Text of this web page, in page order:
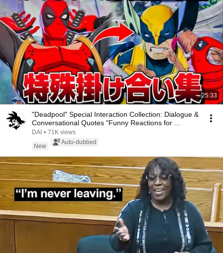
25:33
"Deadpool" Special Interaction Collection: Dialogue &
Conversational Quotes "Funny Reactions for ...
DAI • 71K views
New
Auto-dubbed